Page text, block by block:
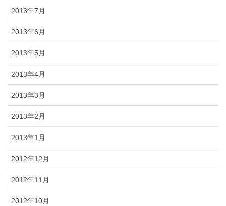
2013年7月
2013年6月
2013年5月
2013年4月
2013年3月
2013年2月
2013年1月
2012年12月
2012年11月
2012年10月